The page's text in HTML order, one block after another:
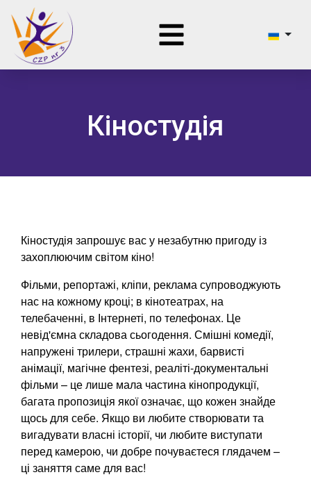
Кіностудія
Кіностудія запрошує вас у незабутню пригоду із
захоплюючим світом кіно!
Фільми, репортажі, кліпи, реклама супроводжують
нас на кожному кроці; в кінотеатрах, на
телебаченні, в Інтернеті, по телефонах. Це
невід'ємна складова сьогодення. Смішні комедії,
напружені трилери, страшні жахи, барвисті
анімації, магічне фентезі, реаліті-документальні
фільми – це лише мала частина кінопродукції,
багата пропозиція якої означає, що кожен знайде
щось для себе. Якщо ви любите створювати та
вигадувати власні історії, чи любите виступати
перед камерою, чи добре почуваєтеся глядачем –
ці заняття саме для вас!